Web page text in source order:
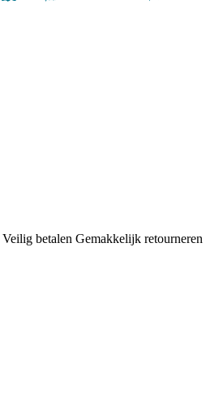
Veilig betalen Gemakkelijk retourneren